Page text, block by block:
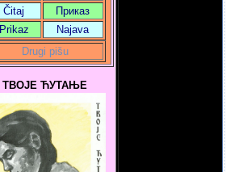
Čitaj
Приказ
Prikaz
Najava
Drugi pišu
ТВОЈЕ ЋУТАЊЕ